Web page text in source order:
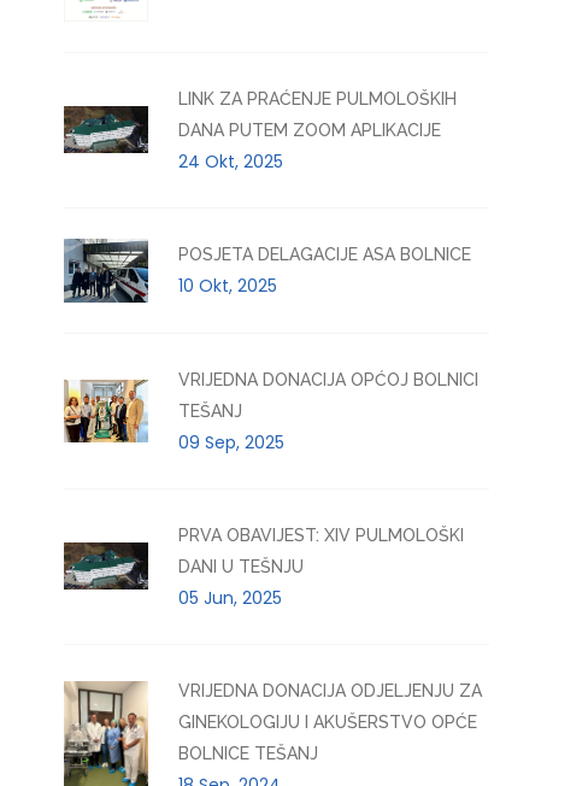
LINK ZA PRAĆENJE PULMOLOŠKIH
DANA PUTEM ZOOM APLIKACIJE
24 Okt, 2025
POSJETA DELAGACIJE ASA BOLNICE
10 Okt, 2025
VRIJEDNA DONACIJA OPĆOJ BOLNICI
TEŠANJ
09 Sep, 2025
PRVA OBAVIJEST: XIV PULMOLOŠKI
DANI U TEŠNJU
05 Jun, 2025
VRIJEDNA DONACIJA ODJELJENJU ZA
GINEKOLOGIJU I AKUŠERSTVO OPĆE
BOLNICE TEŠANJ